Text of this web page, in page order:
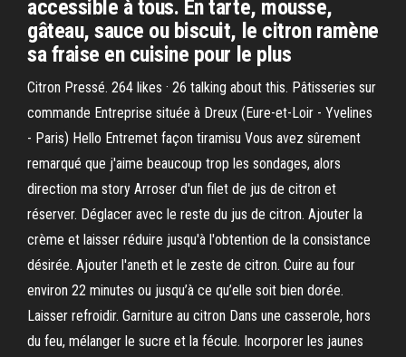
accessible à tous. En tarte, mousse,
gâteau, sauce ou biscuit, le citron ramène
sa fraise en cuisine pour le plus
Citron Pressé. 264 likes · 26 talking about this. Pâtisseries sur
commande Entreprise située à Dreux (Eure-et-Loir - Yvelines
- Paris) Hello Entremet façon tiramisu Vous avez sûrement
remarqué que j'aime beaucoup trop les sondages, alors
direction ma story Arroser d'un filet de jus de citron et
réserver. Déglacer avec le reste du jus de citron. Ajouter la
crème et laisser réduire jusqu'à l'obtention de la consistance
désirée. Ajouter l'aneth et le zeste de citron. Cuire au four
environ 22 minutes ou jusqu’à ce qu’elle soit bien dorée.
Laisser refroidir. Garniture au citron Dans une casserole, hors
du feu, mélanger le sucre et la fécule. Incorporer les jaunes